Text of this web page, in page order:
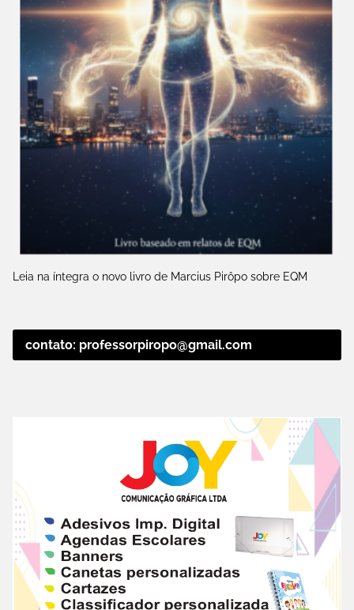
Leia na íntegra o novo livro de Marcius Pirôpo sobre EQM
contato: professorpiropo@gmail.com